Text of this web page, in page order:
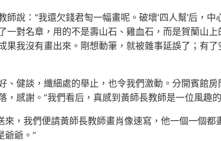
師說：“我還欠錢君匋一幅畫呢。破壞‘四人幫’后，
一對名章，用的不是壽山石、雞血石，而是賀蘭山
果我沒有畫出來。剛想動筆，就被雜事延誤了；
、健談，纖細處的舉止，也令我們激動。分開賓館
，感謝。”我們看后，真感到黃師長教師是一位風趣
來，我們便請黃師長教師畫肖像速寫，他一個一個
爺爺。”